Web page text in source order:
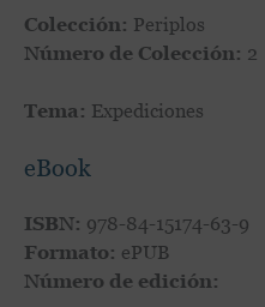
Colección: Periplos
Número de Colección: 2
Tema: Expediciones
eBook
ISBN: 978-84-15174-63-9
Formato: ePUB
Número de edición: